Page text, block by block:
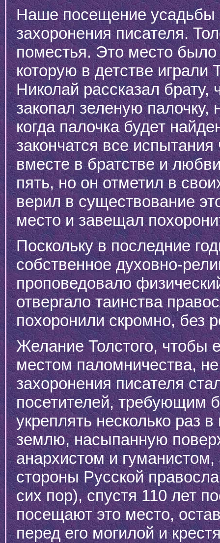
Наше посещение усадьбы
захоронения писателя.
поместья. Это место
которую в детстве играли
Николай рассказал брату,
закопал зеленую палочку,
когда палочка будет
закончатся все
вместе в братстве и
пять, но он отметил в
верил в существование
место и завещал
Поскольку в последние
собственное духовно-
проповедовало
отвергало таинства
похоронили скромно, без
Желание Толстого, чтобы
местом паломничества,
захоронения писателя
посетителей, требующим
укреплять несколько раз
землю, насыпанную
анархистом и гуманистом,
стороны Русской
сих пор), спустя 110 лет
посещают это место,
перед его могилой и